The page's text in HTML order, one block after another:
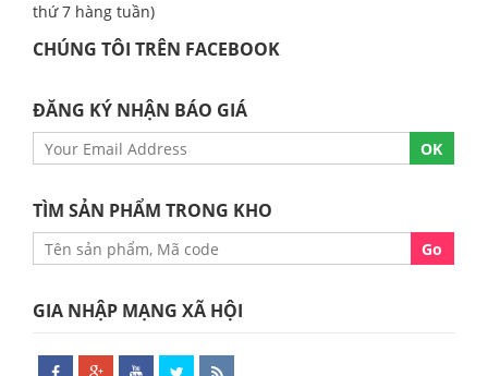
thứ 7 hàng tuần)
CHÚNG TÔI TRÊN FACEBOOK
ĐĂNG KÝ NHẬN BÁO GIÁ
TÌM SẢN PHẨM TRONG KHO
GIA NHẬP MẠNG XÃ HỘI